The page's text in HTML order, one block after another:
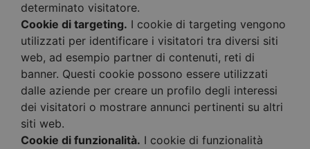
determinato visitatore.
Cookie di targeting. I cookie di targeting vengono
utilizzati per identificare i visitatori tra diversi siti
web, ad esempio partner di contenuti, reti di
banner. Questi cookie possono essere utilizzati
dalle aziende per creare un profilo degli interessi
dei visitatori o mostrare annunci pertinenti su altri
siti web.
Cookie di funzionalità. I cookie di funzionalità